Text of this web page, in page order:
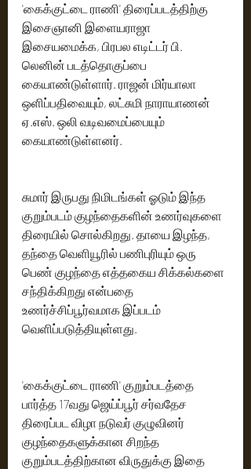
'கைக்குட்டை ராணி' திரைப்படத்திற்கு
இசைஞானி இளையராஜா
இசையமைக்க, பிரபல எடிட்டர் பி.
லெனின் படத்தொகுப்பை
கையாண்டுள்ளார். ராஜன் மிர்யாலா
ஒளிப்பதிவையும், லட்சுமி நாராயாணன்
ஏ.எஸ். ஒலி வடிவமைப்பையும்
கையாண்டுள்ளனர்.
சுமார் இருபது நிமிடங்கள் ஓடும் இந்த
குறும்படம் குழந்தைகளின் உணர்வுகளை
திரையில் சொல்கிறது. தாயை இழந்த,
தந்தை வெளியூரில் பணிபுரியும் ஒரு
பெண் குழந்தை எத்தகைய சிக்கல்களை
சந்திக்கிறது என்பதை
உணர்ச்சிப்பூர்வமாக இப்படம்
வெளிப்படுத்தியுள்ளது.
'கைக்குட்டை ராணி' குறும்படத்தை
பார்த்த 17வது ஜெய்ப்பூர் சர்வதேச
திரைப்பட விழா நடுவர் குழுவினர்
குழந்தைகளுக்கான சிறந்த
குறும்படத்திற்கான விருதுக்கு இதை